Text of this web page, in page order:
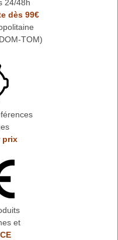
24/48h
dès 99€
TOM)
prix
et